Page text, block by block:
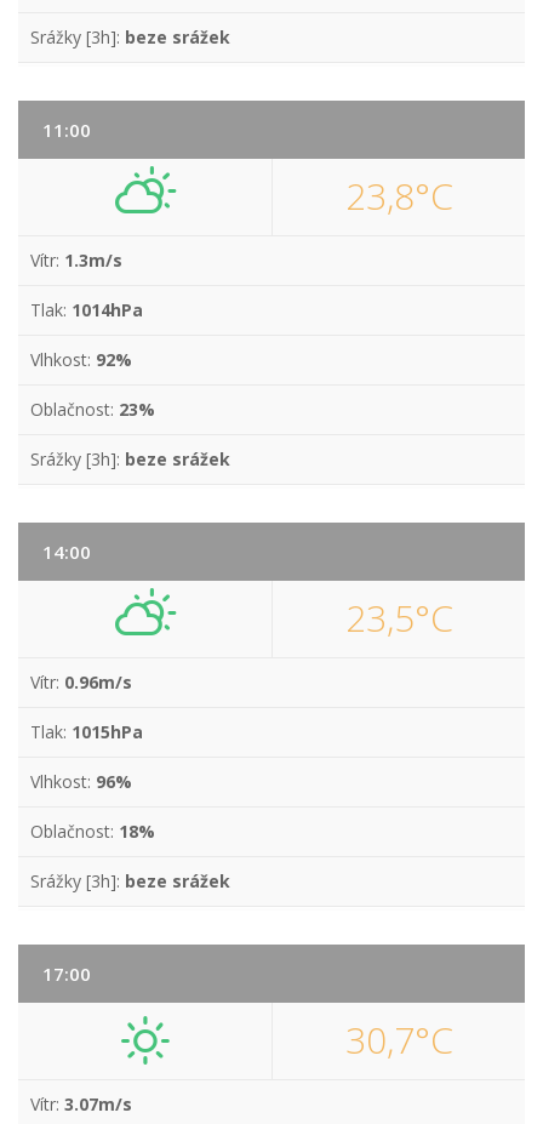
Srážky [3h]: beze srážek
11:00
23,8°C
Vítr: 1.3m/s
Tlak: 1014hPa
Vlhkost: 92%
Oblačnost: 23%
Srážky [3h]: beze srážek
14:00
23,5°C
Vítr: 0.96m/s
Tlak: 1015hPa
Vlhkost: 96%
Oblačnost: 18%
Srážky [3h]: beze srážek
17:00
30,7°C
Vítr: 3.07m/s